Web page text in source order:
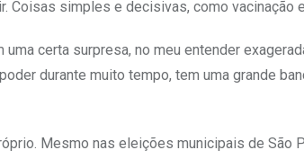
Coisas simples e decisivas, como vacinação
certa surpresa, no meu entender
durante muito tempo, tem uma grande
Mesmo nas eleições municipais de São